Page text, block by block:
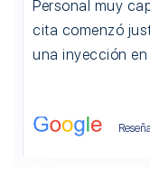
Personal muy
cita comenzó
una inyección